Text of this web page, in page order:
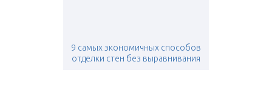
9 самых экономичных способов
отделки стен без выравнивания